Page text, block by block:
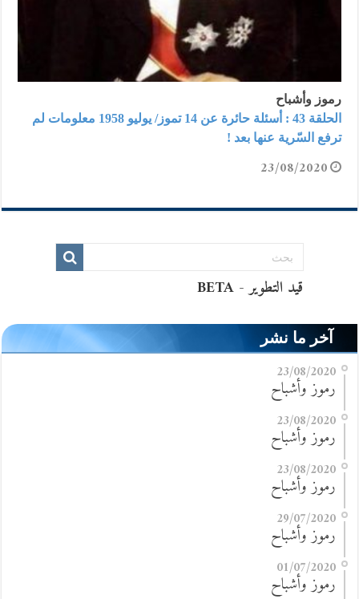
رموز وأشباح
الحلقة 43 : أسئلة حائرة عن 14 تموز/ يوليو 1958 معلومات لم
ترفع السّرية عنها بعد !
23/08/2020
آخر ما نشر
23/08/2020
رموز وأشباح
23/08/2020
رموز وأشباح
23/08/2020
رموز وأشباح
29/07/2020
رموز وأشباح
01/07/2020
رموز وأشباح